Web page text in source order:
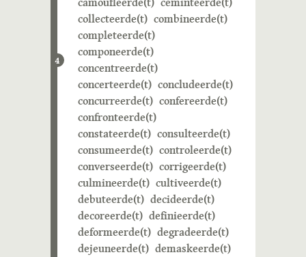
4
collecteerde(t) combineerde(t)
completeerde(t)
componeerde(t)
concentreerde(t)
concerteerde(t) concludeerde(t)
concurreerde(t) confereerde(t)
confronteerde(t)
constateerde(t) consulteerde(t)
consumeerde(t) controleerde(t)
converseerde(t) corrigeerde(t)
culmineerde(t) cultiveerde(t)
debuteerde(t) decideerde(t)
decoreerde(t) definieerde(t)
deformeerde(t) degradeerde(t)
dejeuneerde(t) demaskeerde(t)